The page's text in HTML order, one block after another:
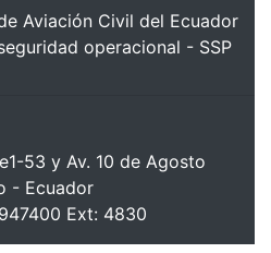
Aviación Civil del Ecuador
operacional - SSP
53 y Av. 10 de Agosto
- Ecuador
Ext: 4830